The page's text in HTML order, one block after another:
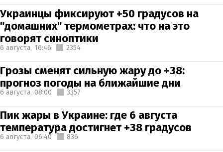
Украинцы фиксируют +50 градусов на
"домашних" термометрах: что на это
говорят синоптики
6 августа, 16:46 2354
Грозы сменят сильную жару до +38:
прогноз погоды на ближайшие дни
6 августа, 08:00 3357
Пик жары в Украине: где 6 августа
температура достигнет +38 градусов
6 августа, 06:40 836